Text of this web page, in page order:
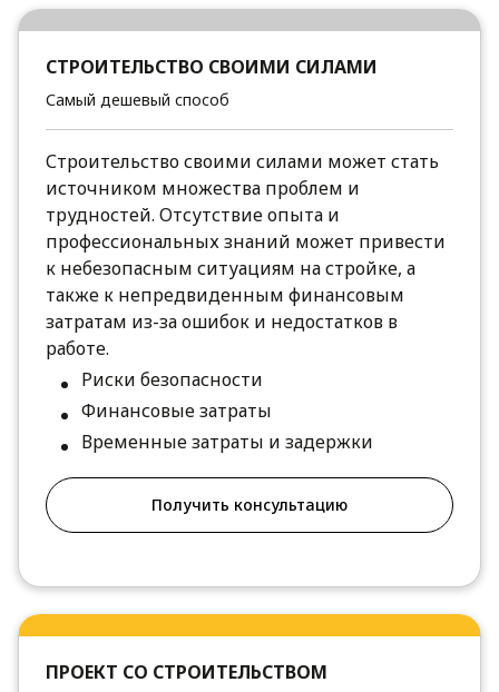
СТРОИТЕЛЬСТВО СВОИМИ СИЛАМИ
Самый дешевый способ
Строительство своими силами может стать
источником множества проблем и
трудностей. Отсутствие опыта и
профессиональных знаний может привести
к небезопасным ситуациям на стройке, а
также к непредвиденным финансовым
затратам из-за ошибок и недостатков в
работе.
Риски безопасности
Финансовые затраты
Временные затраты и задержки
Получить консультацию
ПРОЕКТ СО СТРОИТЕЛЬСТВОМ